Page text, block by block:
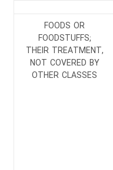
FOODS OR
FOODSTUFFS;
THEIR TREATMENT,
NOT COVERED BY
OTHER CLASSES